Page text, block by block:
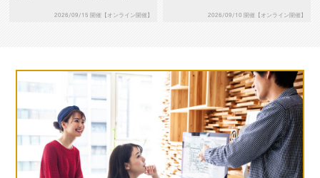
の鍛え方2026/09/15 開催【オンライン開催】 2026/09/10 開催【オンライン開催】